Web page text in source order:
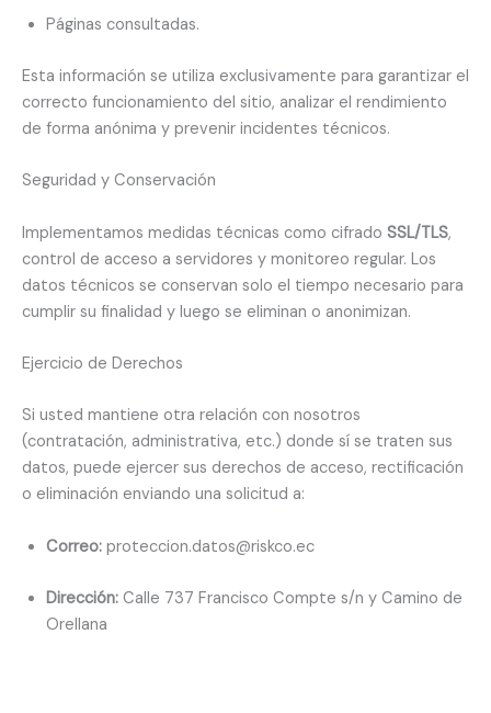
Páginas consultadas.
Esta información se utiliza exclusivamente para garantizar el
correcto funcionamiento del sitio, analizar el rendimiento
de forma anónima y prevenir incidentes técnicos.
Seguridad y Conservación
Implementamos medidas técnicas como cifrado SSL/TLS,
control de acceso a servidores y monitoreo regular. Los
datos técnicos se conservan solo el tiempo necesario para
cumplir su finalidad y luego se eliminan o anonimizan.
Ejercicio de Derechos
Si usted mantiene otra relación con nosotros
(contratación, administrativa, etc.) donde sí se traten sus
datos, puede ejercer sus derechos de acceso, rectificación
o eliminación enviando una solicitud a:
Correo:proteccion.datos@riskco.ec
Dirección:Calle 737 Francisco Compte s/n y Camino de
Orellana